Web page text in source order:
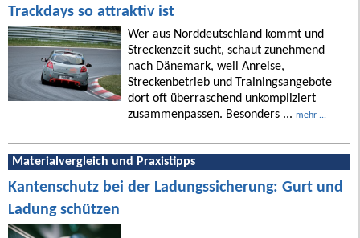
Trackdays so attraktiv ist
Wer aus Norddeutschland kommt und
Streckenzeit sucht, schaut zunehmend
nach Dänemark, weil Anreise,
Streckenbetrieb und Trainingsangebote
dort oft überraschend unkompliziert
zusammenpassen. Besonders ... mehr ...
Materialvergleich und Praxistipps
Kantenschutz bei der Ladungssicherung: Gurt und
Ladung schützen